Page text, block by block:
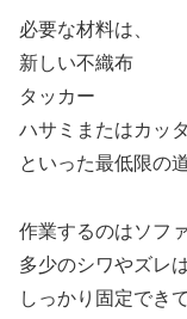
必要な材料は、
新しい不織布
タッカー
ハサミまたはカッ
といった最低限の
作業するのはソフ
多少のシワやズレ
しっかり固定でき